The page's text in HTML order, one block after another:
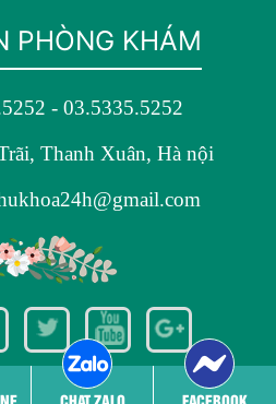
PHÒNG KHÁM
- 03.5335.5252
Thanh Xuân, Hà nội